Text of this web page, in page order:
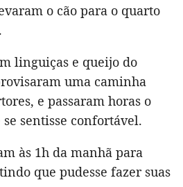
o cão para o quarto
linguiças e queijo do
uma caminha
e passaram horas o
sentisse confortável.
às 1h da manhã para
que pudesse fazer suas